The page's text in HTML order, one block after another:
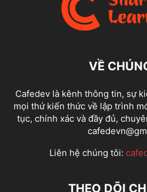
VỀ
Cafedev là kênh thông tin, sự
mọi thứ kiến thức về lập trình
tục, chính xác và đầy đủ,
Liên hệ chúng tôi:
THEO DÕI